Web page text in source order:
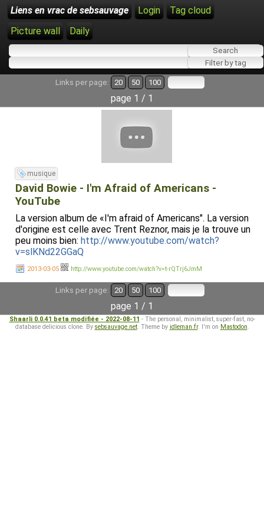
Liens en vrac de sebsauvage Login
Tag cloud
Picture wall
Daily
Links per page: 20 50 100
page 1 / 1
musique
David Bowie - I'm Afraid of Americans -
YouTube
La version album de «I'm afraid of Americans". La version
d'origine est celle avec Trent Reznor, mais je la trouve un
peu moins bien: http://www.youtube.com/watch?
v=slKNd22GGaQ
2013-03-05 http://www.youtube.com/watch?v=t-rQTrj6JmM
Links per page: 20 50 100
page 1 / 1
Shaarli 0.0.41 beta modifiée - 2022-08-11 - The personal, minimalist, super-fast, no-
database delicious clone. By sebsauvage.net. Theme by idleman.fr. I'm on Mastodon.